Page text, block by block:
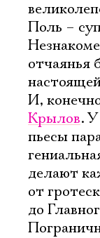
Поль –
отчаянья
И,
Крылов.
пьесы
делают
от
до